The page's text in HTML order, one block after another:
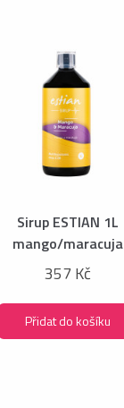
Sirup ESTIAN 1L
mango/maracuja
357 Kč
Přidat do košíku